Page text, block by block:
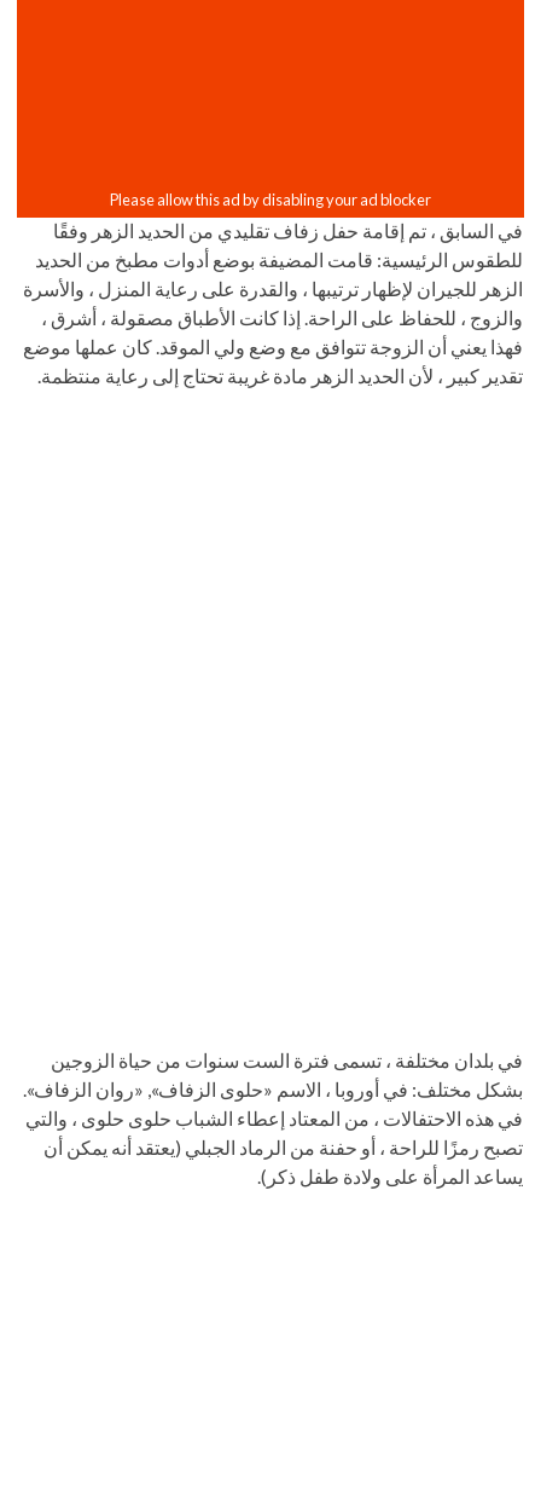
في السابق ، تم إقامة حفل زفاف تقليدي من الحديد الزهر وفقًا
للطقوس الرئيسية: قامت المضيفة بوضع أدوات مطبخ من الحديد
الزهر للجيران لإظهار ترتيبها ، والقدرة على رعاية المنزل ، والأسرة
والزوج ، للحفاظ على الراحة. إذا كانت الأطباق مصقولة ، أشرق ،
فهذا يعني أن الزوجة تتوافق مع وضع ولي الموقد. كان عملها موضع
تقدير كبير ، لأن الحديد الزهر مادة غريبة تحتاج إلى رعاية منتظمة.
في بلدان مختلفة ، تسمى فترة الست سنوات من حياة الزوجين
بشكل مختلف: في أوروبا ، الاسم «حلوى الزفاف», «روان الزفاف».
في هذه الاحتفالات ، من المعتاد إعطاء الشباب حلوى حلوى ، والتي
تصبح رمزًا للراحة ، أو حفنة من الرماد الجبلي (يعتقد أنه يمكن أن
يساعد المرأة على ولادة طفل ذكر).